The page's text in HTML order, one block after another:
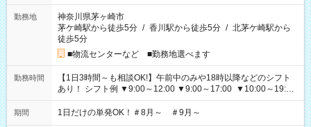
勤務地
神奈川県茅ヶ崎市
茅ケ崎駅から徒歩5分 / 香川駅から徒歩5分 / 北茅ケ崎駅から
徒歩5分
■物流センターなど ■勤務地選べます
勤務時間
【1日3時間～も相談OK!】午前中のみや18時以降などのシフト
あり！ シフト例 ▼9:00～12:00 ▼9:00～17:00 ▼10:00～19:00
▼18:00～21:00
期間 1日だけの単発OK！＃8月～ ＃9月～